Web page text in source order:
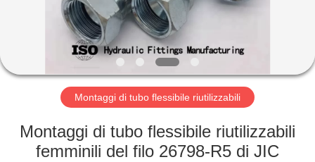
CIRCA
GIRO
DELLA
FABBRICA
Montaggi di tubo flessibile riutilizzabili
Montaggi di tubo flessibile riutilizzabili
femminili del filo 26798-R5 di JIC